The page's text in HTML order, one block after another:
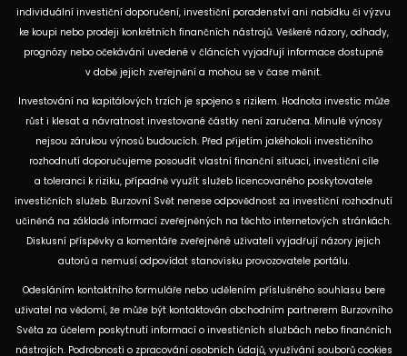
individuální investiční doporučení, investiční poradenství ani nabídku či výzvu
ke koupi nebo prodeji konkrétních finančních nástrojů. Veškeré názory, odhady,
prognózy nebo očekávání uvedené v článcích vyjadřují informace dostupné
v době jejich zveřejnění a mohou se v čase měnit.
Investování na kapitálových trzích je spojeno s rizikem. Hodnota investic může
růst i klesat a návratnost investované částky není zaručena. Minulé výnosy
nejsou zárukou výnosů budoucích. Před přijetím jakéhokoli investičního
rozhodnutí doporučujeme posoudit vlastní finanční situaci, investiční cíle
a toleranci k riziku, případně využít služeb licencovaného poskytovatele
investičních služeb. Burzovní Svět nenese odpovědnost za investiční rozhodnutí
učiněná na základě informací zveřejněných na těchto internetových stránkách.
Diskusní příspěvky a komentáře zveřejněné uživateli vyjadřují názory jejich
autorů a nemusí odpovídat stanovisku provozovatele portálu.
Odesláním kontaktního formuláře nebo udělením příslušného souhlasu bere
uživatel na vědomí, že může být kontaktován obchodním partnerem Burzovního
Světa za účelem poskytnutí informací o investičních službách nebo finančních
nástrojích. Podrobnosti o zpracování osobních údajů, využívání souborů cookies